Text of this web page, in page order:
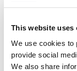
This website uses
We use cookies to
provide social
We also share
Vyberte si